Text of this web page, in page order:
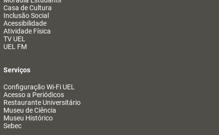
Casa de Cultura
Inclusão Social
Acessibilidade
Atividade Física
TV UEL
UEL FM
Serviços
Configuração Wi-Fi UEL
Acesso a Periódicos
Restaurante Universitário
Museu de Ciência
Museu Histórico
Sebec